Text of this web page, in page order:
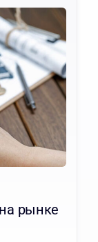
рынке